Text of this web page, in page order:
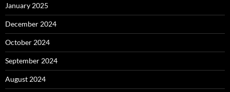
January 2025
December 2024
October 2024
September 2024
August 2024